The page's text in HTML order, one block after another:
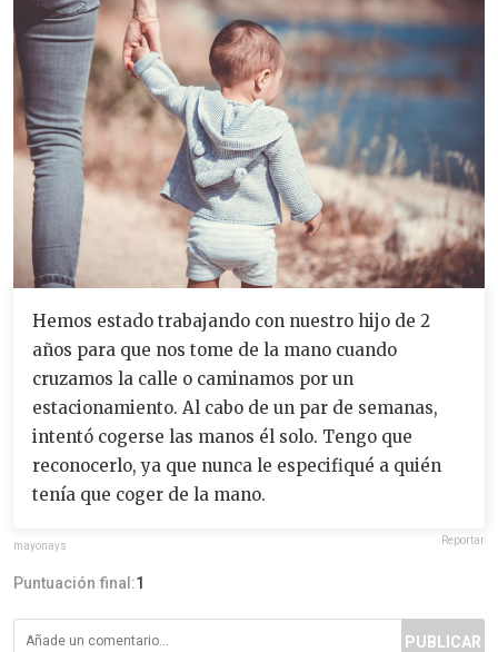
Hemos estado trabajando con nuestro hijo de 2
años para que nos tome de la mano cuando
cruzamos la calle o caminamos por un
estacionamiento. Al cabo de un par de semanas,
intentó cogerse las manos él solo. Tengo que
reconocerlo, ya que nunca le especifiqué a quién
tenía que coger de la mano.
mayonays Reportar
Puntuación final:1
PUBLICAR